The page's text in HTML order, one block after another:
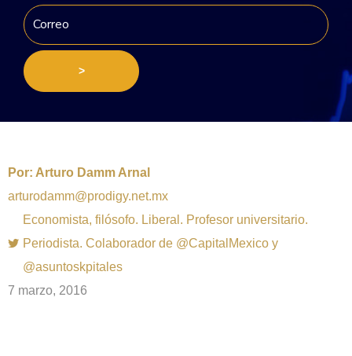
>
Por: Arturo Damm Arnal
arturodamm@prodigy.net.mx
Economista, filósofo. Liberal. Profesor universitario.
Periodista. Colaborador de @CapitalMexico y
@asuntoskpitales
7 marzo, 2016